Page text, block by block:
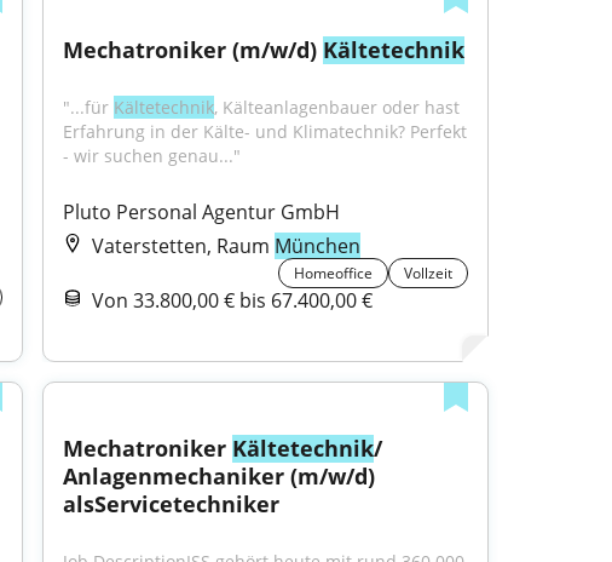
Mechatroniker (m/w/d) Kältetechnik
"...für Kältetechnik, Kälteanlagenbauer oder hast
Erfahrung in der Kälte- und Klimatechnik? Perfekt
- wir suchen genau..."
Pluto Personal Agentur GmbH
Vaterstetten, Raum München
Homeoffice Vollzeit
Von 33.800,00 € bis 67.400,00 €
Mechatroniker Kältetechnik/
Anlagenmechaniker (m/w/d)
alsServicetechniker